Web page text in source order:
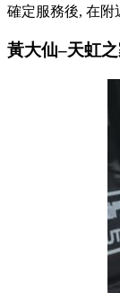
確定服務後, 在附
黃大仙–天虹